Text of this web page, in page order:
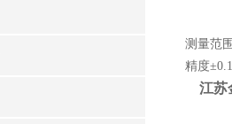
测量范
精度
江苏